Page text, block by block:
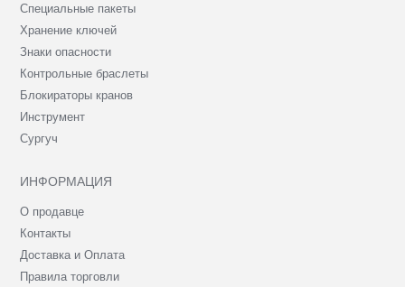
Специальные пакеты
Хранение ключей
Знаки опасности
Контрольные браслеты
Блокираторы кранов
Инструмент
Сургуч
ИНФОРМАЦИЯ
О продавце
Контакты
Доставка и Оплата
Правила торговли